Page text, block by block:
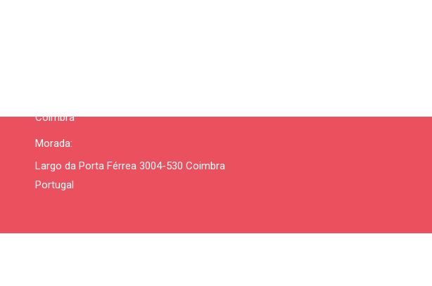
Coimbra
Morada:
Largo da Porta Férrea 3004-530 Coimbra
Portugal